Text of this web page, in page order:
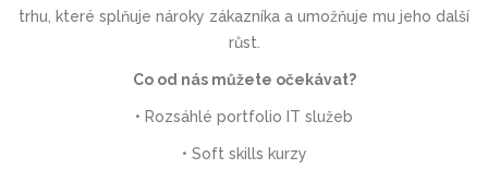
trhu, které splňuje nároky zákazníka a umožňuje mu jeho další
růst.
Co od nás můžete očekávat?
• Rozsáhlé portfolio IT služeb
• Soft skills kurzy